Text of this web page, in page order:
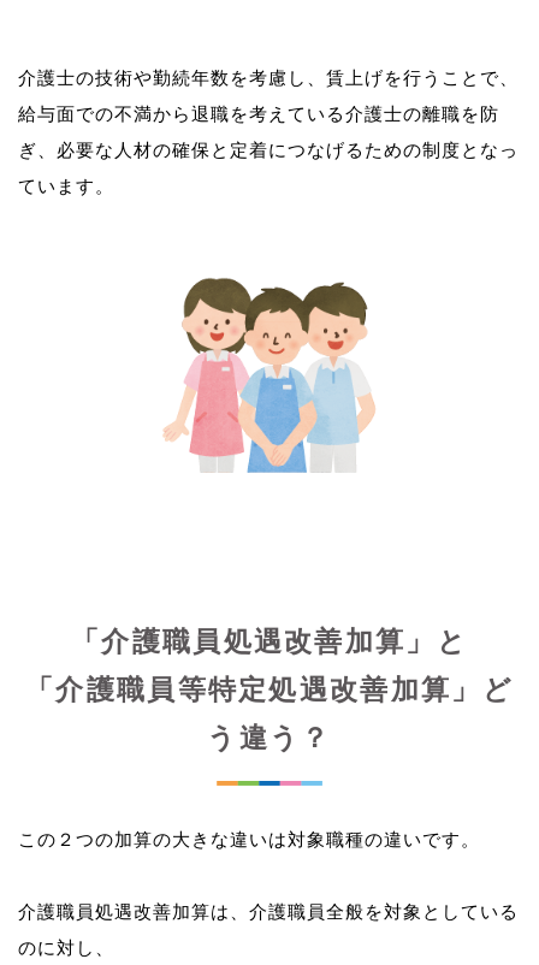
介護士の技術や勤続年数を考慮し、賃上げを行うことで、
給与面での不満から退職を考えている介護士の離職を防
ぎ、必要な人材の確保と定着につなげるための制度となっ
ています。
「介護職員処遇改善加算」と
「介護職員等特定処遇改善加算」ど
う違う？
この２つの加算の大きな違いは対象職種の違いです。
介護職員処遇改善加算は、介護職員全般を対象としている